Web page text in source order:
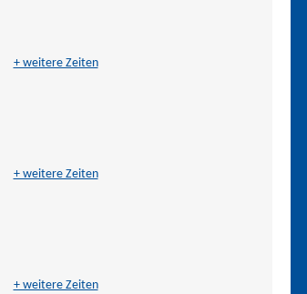
+ weitere Zeiten
+ weitere Zeiten
+ weitere Zeiten